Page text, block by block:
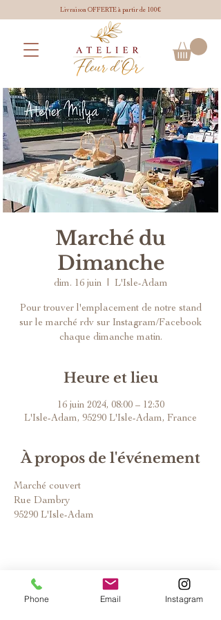
Livraison OFFERTE à partir de 100€
Marché du
Dimanche
dim. 16 juin
  |
L'Isle-Adam
Pour trouver l'emplacement de notre stand
sur le marché rdv sur Instagram/Facebook
chaque dimanche matin.
Heure et lieu
16 juin 2024, 08:00 – 12:30
L'Isle-Adam, 95290 L'Isle-Adam, France
À propos de l'événement
Marché couvert
Rue Dambry
95290 L'Isle-Adam
Phone Email Instagram